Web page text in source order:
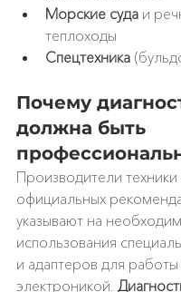
Морские суда и
теплоходы
Спецтехника
Почему
должна быть
Производители техники
официальных
указывают на
использования
и адаптеров для работы
электроникой.